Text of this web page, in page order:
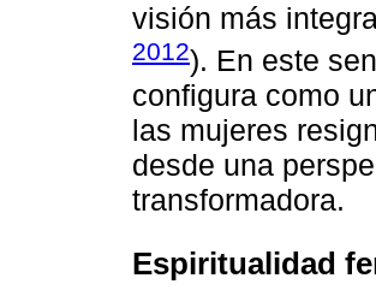
visión más
2012). En este
configura como
las mujeres
desde una
transformadora.
Espiritualidad